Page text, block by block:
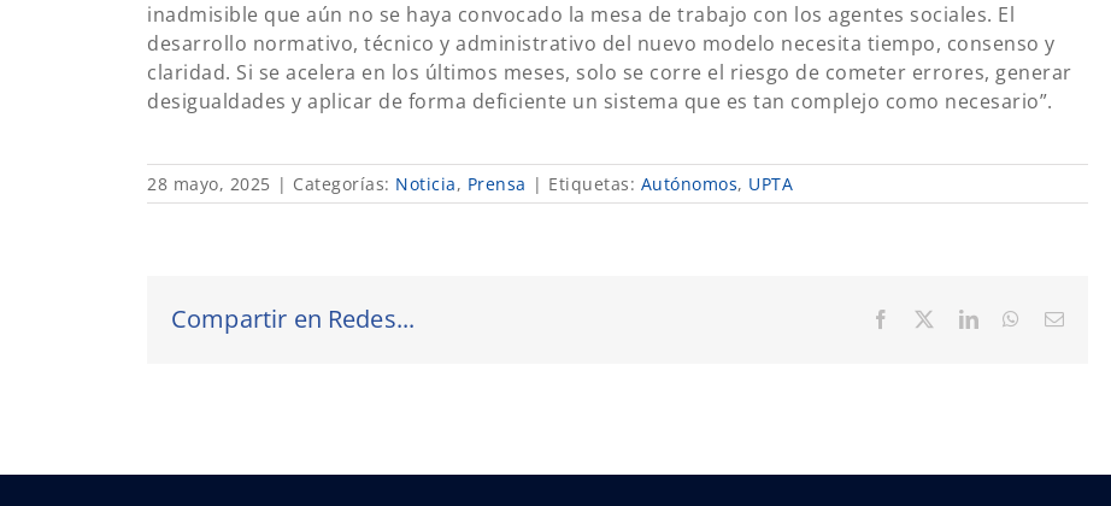
inadmisible que aún no se haya convocado la mesa de trabajo con los agentes sociales. El
desarrollo normativo, técnico y administrativo del nuevo modelo necesita tiempo, consenso y
claridad. Si se acelera en los últimos meses, solo se corre el riesgo de cometer errores, generar
desigualdades y aplicar de forma deficiente un sistema que es tan complejo como necesario”.
28 mayo, 2025 | Categorías: Noticia, Prensa | Etiquetas: Autónomos, UPTA
Compartir en Redes... Facebook LinkedInWhatsApp
Correo